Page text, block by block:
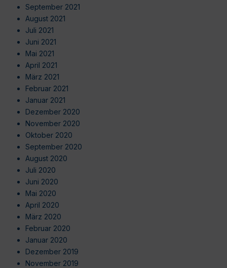
September 2021
August 2021
Juli 2021
Juni 2021
Mai 2021
April 2021
März 2021
Februar 2021
Januar 2021
Dezember 2020
November 2020
Oktober 2020
September 2020
August 2020
Juli 2020
Juni 2020
Mai 2020
April 2020
März 2020
Februar 2020
Januar 2020
Dezember 2019
November 2019